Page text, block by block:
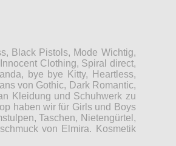
Black Pistols, Mode Wichtig,
Clothing, Spiral direct,
bye bye Kitty, Heartless,
von Gothic, Dark Romantic,
Kleidung und Schuhwerk zu
haben wir für Girls und Boys
Taschen, Nietengürtel,
von Elmira. Kosmetik